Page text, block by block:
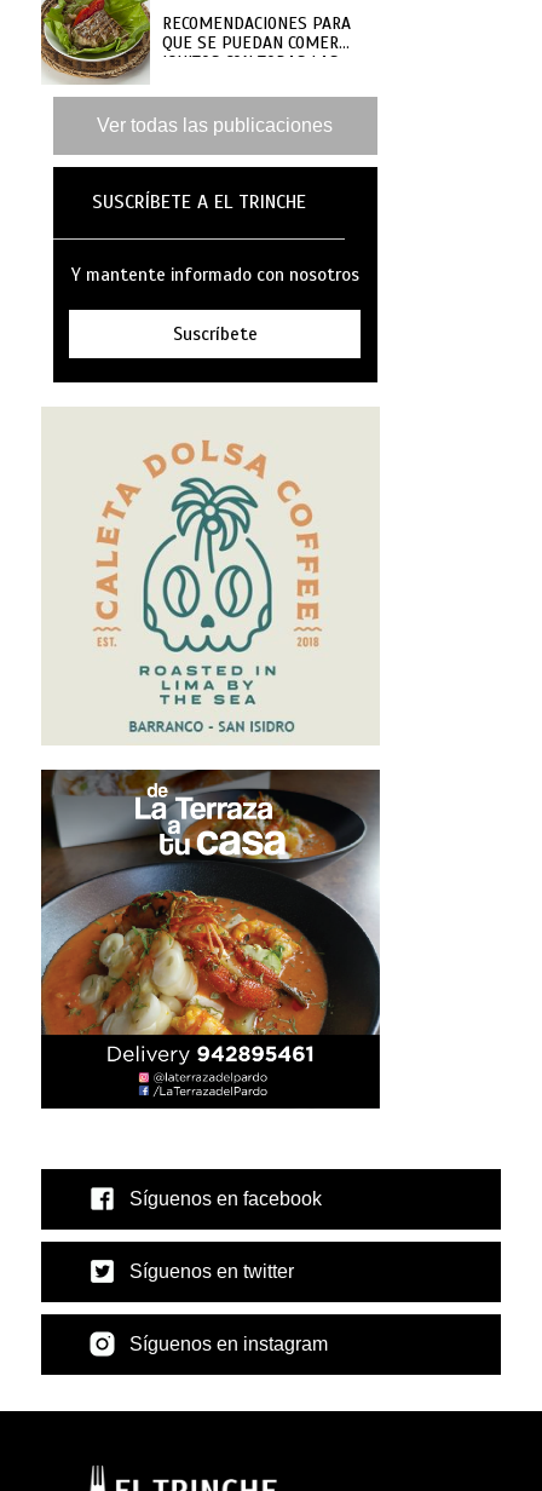
RECOMENDACIONES PARA
QUE SE PUEDAN COMER
IQUITOS CON TODAS LAS
Ver todas las publicaciones
SUSCRÍBETE A EL TRINCHE
Y mantente informado con nosotros
Suscríbete
Síguenos en facebook
Síguenos en twitter
Síguenos en instagram